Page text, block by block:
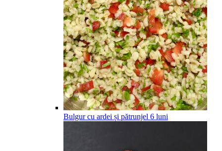
Bulgur cu ardei și pătrunjel 6 luni